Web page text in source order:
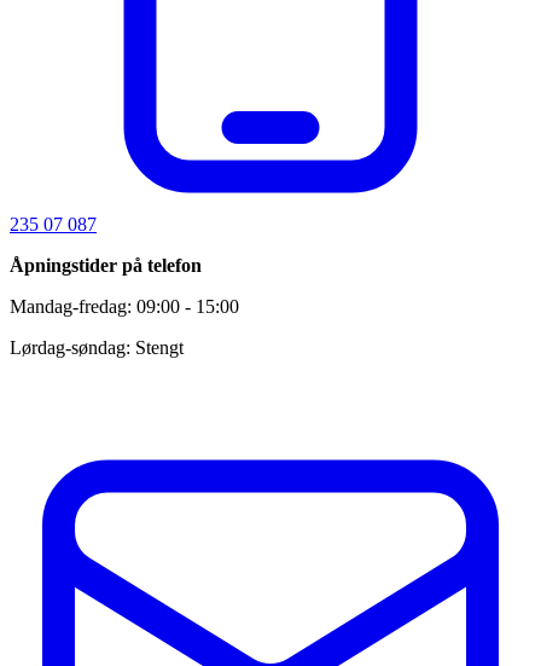
235 07 087
Åpningstider på telefon
Mandag-fredag: 09:00 - 15:00
Lørdag-søndag: Stengt